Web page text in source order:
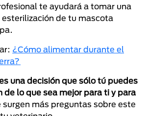
te ayudará a tomar una
de tu mascota
¿Cómo alimentar durante el
una decisión que sólo tú puedes
de lo que sea mejor para ti y para
surgen más preguntas sobre este